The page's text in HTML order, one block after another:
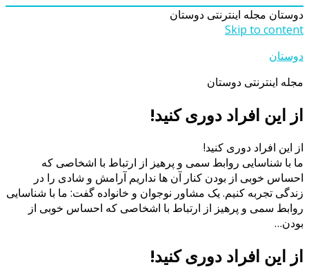
دوستان مجله اینترنتی دوستان
Skip to content
دوستان
مجله اینترنتی دوستان
از این افراد دوری کنید!
از این افراد دوری کنید!
ما با شناسایی روابط سمی و پرهیز از ارتباط با اشخاصی که
احساس خوبی از بودن کنار آن ها نداریم آرامش و شادی را در
زندگی تجربه کنیم. یک مشاور نوجوان و خانواده گفت: ما با شناسایی
روابط سمی و پرهیز از ارتباط با اشخاصی که احساس خوبی از
بودن…
از این افراد دوری کنید!